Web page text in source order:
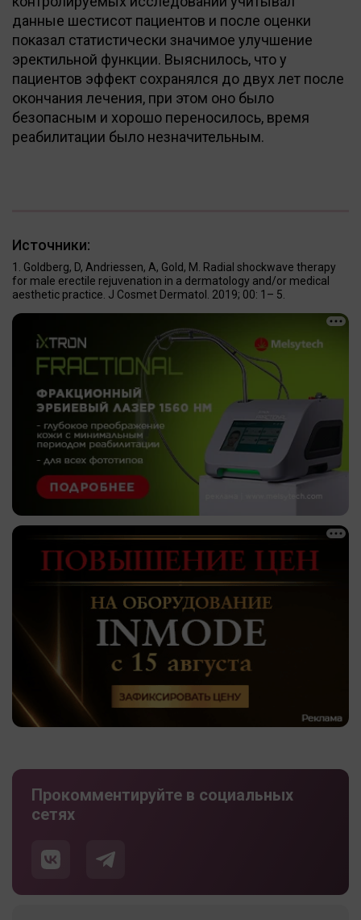
данные шестисот пациентов и после оценки
показал статистически значимое улучшение
эректильной функции. Выяснилось, что у
пациентов эффект сохранялся до двух лет после
окончания лечения, при этом оно было
безопасным и хорошо переносилось, время
реабилитации было незначительным.
Источники:
Goldberg, D, Andriessen, A, Gold, M. Radial shockwave therapy
for male erectile rejuvenation in a dermatology and/or medical
aesthetic practice. J Cosmet Dermatol. 2019; 00: 1– 5.
Прокомментируйте в социальных
сетях